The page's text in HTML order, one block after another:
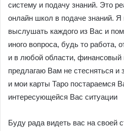
систему и подачу знаний. Это
онлайн школ в подаче знаний. Я
выслушать каждого из Вас и
иного вопроса, будь то работа,
и в любой области, финансовый
предлагаю Вам не стесняться и
и мои карты Таро постараемся
интересующейся Вас ситуации
Буду рада видеть вас на своей